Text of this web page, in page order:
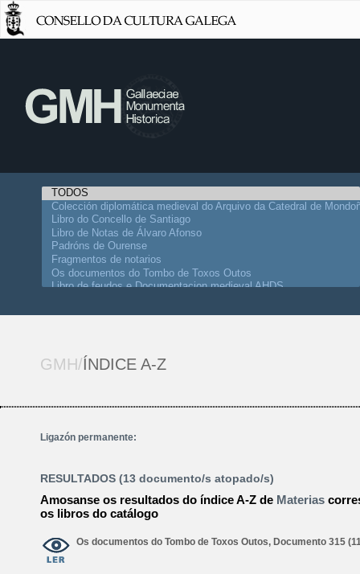
GMH/ÍNDICE A-Z
Ligazón permanente:
RESULTADOS (13 documento/s atopado/s)
Amosanse os resultados do índice A-Z de Materias
os libros do catálogo
Os documentos do Tombo de Toxos Outos, Documento 315